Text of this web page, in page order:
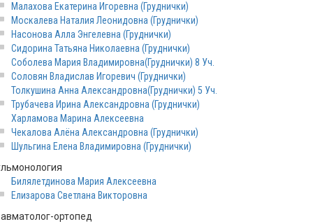
Малахова Екатерина Игоревна (Груднички)
Москалева Наталия Леонидовна (Груднички)
Насонова Алла Энгелевна (Груднички)
Сидорина Татьяна Николаевна (Груднички)
Соболева Мария Владимировна(Груднички) 8 Уч.
Соловян Владислав Игоревич (Груднички)
Толкушина Анна Александровна(Груднички) 5 Уч.
Трубачева Ирина Александровна (Груднички)
Харламова Марина Алексеевна
Чекалова Алёна Александровна (Груднички)
Шульгина Елена Владимировна (Груднички)
Билялетдинова Мария Алексеевна
Елизарова Светлана Викторовна
ортопед